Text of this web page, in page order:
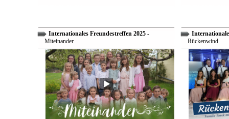
Internationales Freundestreffen 2025-
Miteinander
Rückenwind